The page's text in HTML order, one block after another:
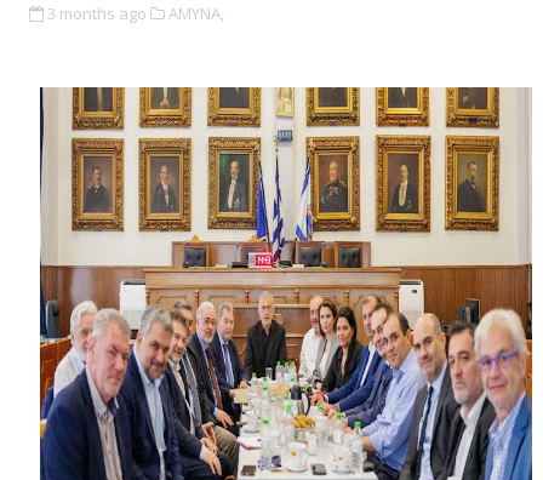
3 months ago ΑΜΥΝΑ,